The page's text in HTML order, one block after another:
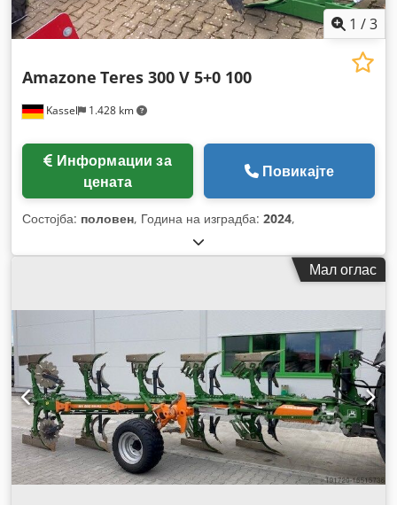
1 /3
Kassel 1.428 km
Amazone Teres 300 V 5+0 100
цената
Повикајте
Состојба: половен, Година на изградба: 2024,
Мал оглас